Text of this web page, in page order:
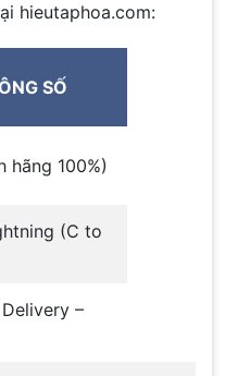
hieutaphoa.com:
SỐ
hãng 100%)
(C to
–